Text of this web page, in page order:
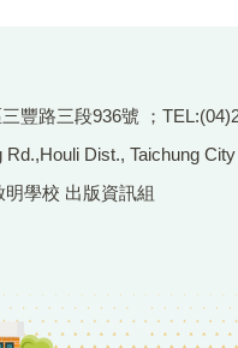
豐路三段936號 ；
Dist., Taichung
學校 出版資訊組